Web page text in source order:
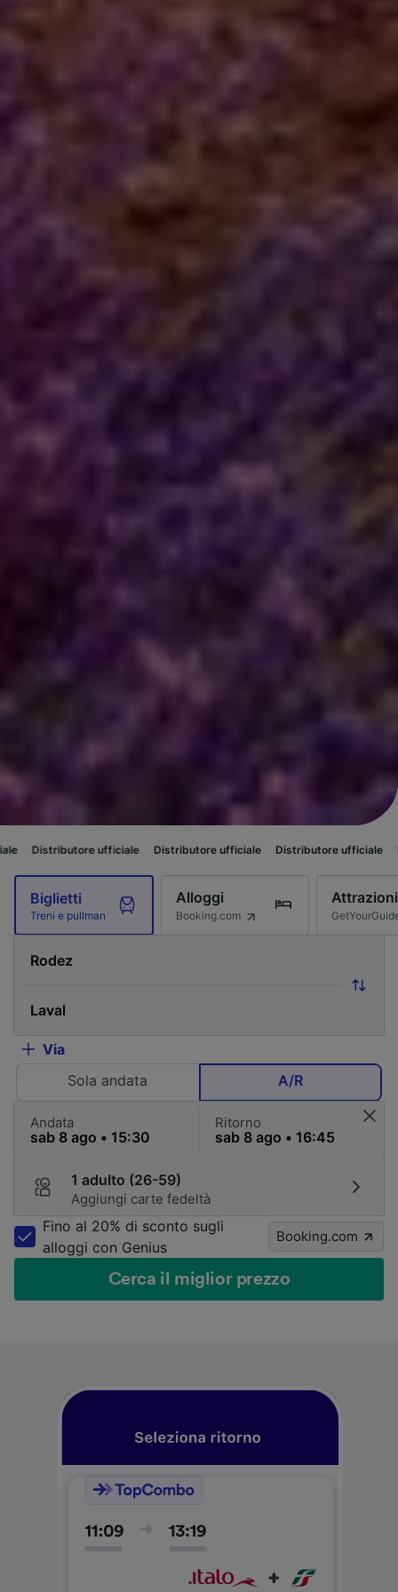
ufficiale Distributore ufficiale Distributore ufficiale Distributore
Biglietti
Treni e pullman
Alloggi
Booking.com
Attrazioni
Via
Sola andata
A/R
Andata Ritorno
1 adulto (26-59)
Aggiungi carte fedeltà
Fino al 20% di sconto sugli
alloggi con Genius
Booking.com
Cerca il miglior prezzo